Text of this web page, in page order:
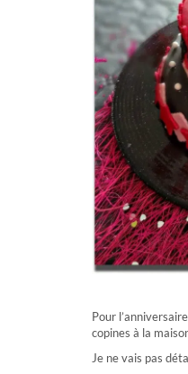
Pour
copines à la
Je ne vais pas